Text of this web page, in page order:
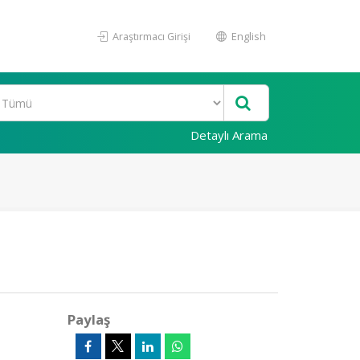
Araştırmacı Girişi English
Detaylı Arama
Paylaş